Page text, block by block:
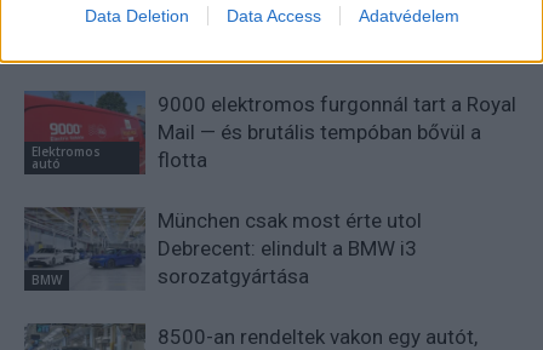
Data Deletion Data Access Adatvédelem
elektromos pickupjának ára, és nevet is
Elektromos
autó
9000 elektromos furgonnál tart a Royal
Mail — és brutális tempóban bővül a
flotta
BMW
München csak most érte utol
Debrecent: elindult a BMW i3
sorozatgyártása
8500-an rendeltek vakon egy autót,